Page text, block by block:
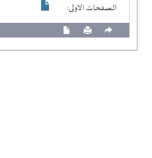
الصفحات الاولى: